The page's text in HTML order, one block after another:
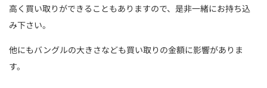
高く買い取りができることもありますので、是非一緒にお持ち込
み下さい。
他にもバングルの大きさなども買い取りの金額に影響がありま
す。